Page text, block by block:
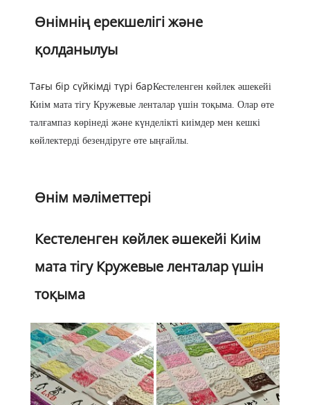
Өнімнің ерекшелігі және
қолданылуы
Тағы бір сүйкімді түрі барКестеленген көйлек әшекейі
Киім мата тігу Кружевые ленталар үшін тоқыма. Олар өте
талғампаз көрінеді және күнделікті киімдер мен кешкі
көйлектерді безендіруге өте ыңғайлы.
Өнім мәліметтері
Кестеленген көйлек әшекейі Киім
мата тігу Кружевые ленталар үшін
тоқыма